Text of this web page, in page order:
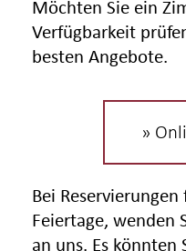
Möchten Sie ein
Verfügbarkeit
besten Angebote.
»
Bei
Feiertage, wenden
an uns. Es